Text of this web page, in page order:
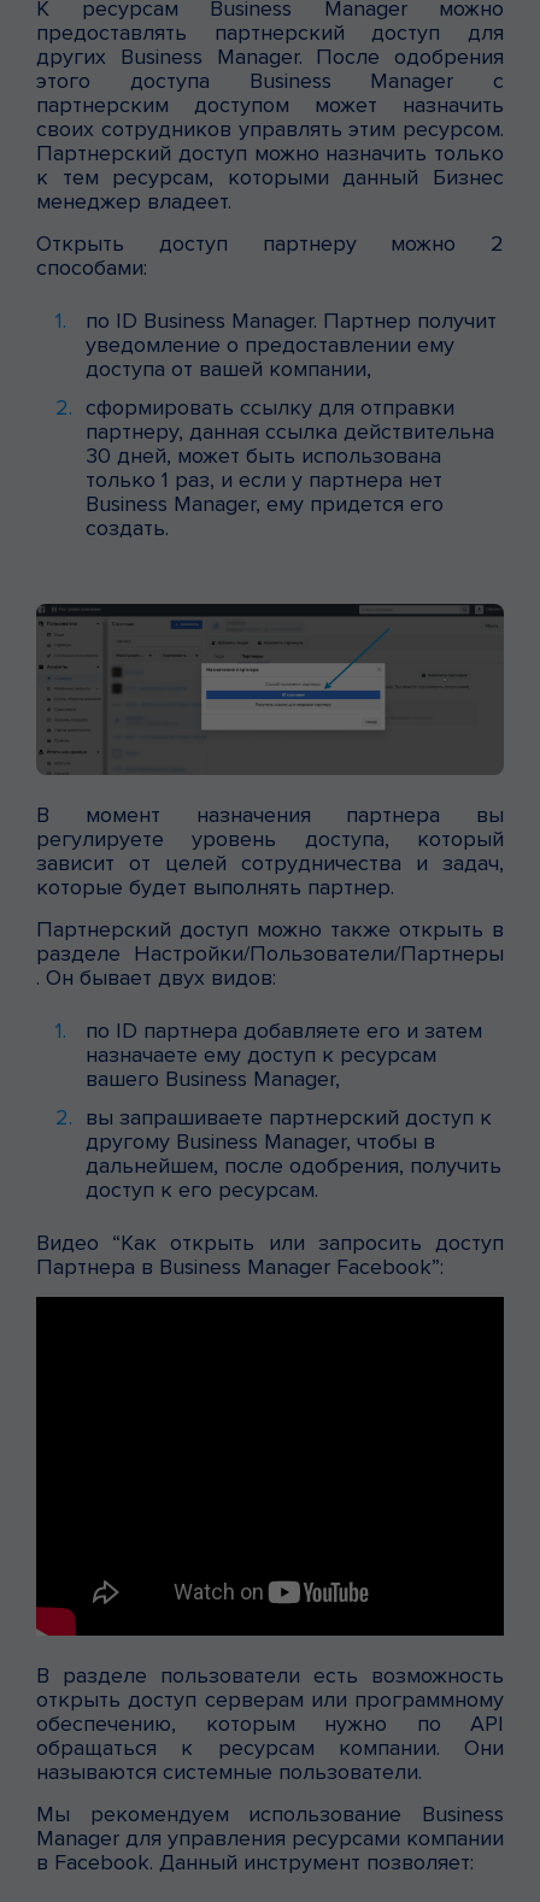
К ресурсам Business Manager можно
предоставлять партнерский доступ для
других Business Manager. После одобрения
этого доступа Business Manager с
партнерским доступом может назначить
своих сотрудников управлять этим ресурсом.
Партнерский доступ можно назначить только
к тем ресурсам, которыми данный Бизнес
менеджер владеет.
Открыть доступ партнеру можно 2
способами:
по ID Business Manager. Партнер получит
уведомление о предоставлении ему
доступа от вашей компании,
сформировать ссылку для отправки
партнеру, данная ссылка действительна
30 дней, может быть использована
только 1 раз, и если у партнера нет
Business Manager, ему придется его
создать.
В момент назначения партнера вы
регулируете уровень доступа, который
зависит от целей сотрудничества и задач,
которые будет выполнять партнер.
Партнерский доступ можно также открыть в
разделе Настройки/Пользователи/Партнеры
. Он бывает двух видов:
по ID партнера добавляете его и затем
назначаете ему доступ к ресурсам
вашего Business Manager,
вы запрашиваете партнерский доступ к
другому Business Manager, чтобы в
дальнейшем, после одобрения, получить
доступ к его ресурсам.
Видео “Как открыть или запросить доступ
Партнера в Business Manager Facebook”:
В разделе пользователи есть возможность
открыть доступ серверам или программному
обеспечению, которым нужно по API
обращаться к ресурсам компании. Они
называются системные пользователи.
Мы рекомендуем использование Business
Manager для управления ресурсами компании
в Facebook. Данный инструмент позволяет: